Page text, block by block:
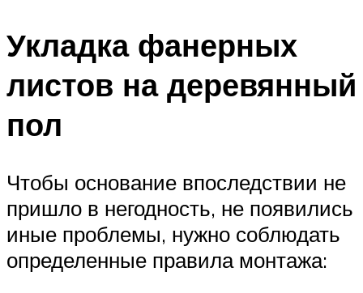
Укладка фанерных
листов на деревянный
пол
Чтобы основание впоследствии не
пришло в негодность, не появились
иные проблемы, нужно соблюдать
определенные правила монтажа: